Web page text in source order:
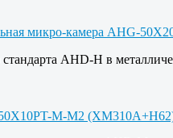
AHD-H в